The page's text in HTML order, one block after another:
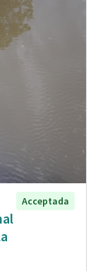
Acceptada